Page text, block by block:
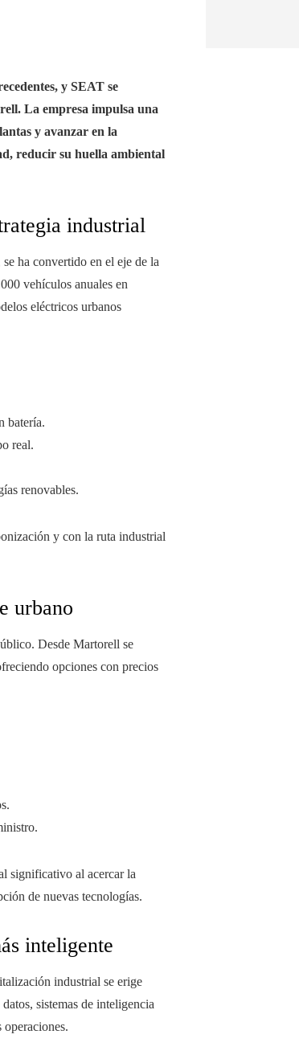
y SEAT se
La empresa impulsa una
y avanzar en la
reducir su huella ambiental
industrial
ha convertido en el eje de la
vehículos anuales en
eléctricos urbanos
batería.
real.
renovables.
y con la ruta industrial
urbano
Desde Martorell se
opciones con precios
significativo al acercar la
de nuevas tecnologías.
inteligente
industrial se erige
sistemas de inteligencia